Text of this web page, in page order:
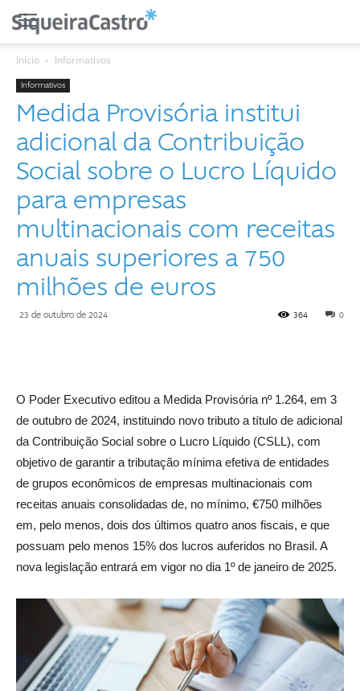
Início Informativos
Informativos
Medida Provisória institui
adicional da Contribuição
Social sobre o Lucro Líquido
para empresas
multinacionais com receitas
anuais superiores a 750
milhões de euros
23 de outubro de 2024 0
364
O Poder Executivo editou a Medida Provisória nº 1.264, em 3
de outubro de 2024, instituindo novo tributo a título de adicional
da Contribuição Social sobre o Lucro Líquido (CSLL), com
objetivo de garantir a tributação mínima efetiva de entidades
de grupos econômicos de empresas multinacionais com
receitas anuais consolidadas de, no mínimo, €750 milhões
em, pelo menos, dois dos últimos quatro anos fiscais, e que
possuam pelo menos 15% dos lucros auferidos no Brasil. A
nova legislação entrará em vigor no dia 1º de janeiro de 2025.